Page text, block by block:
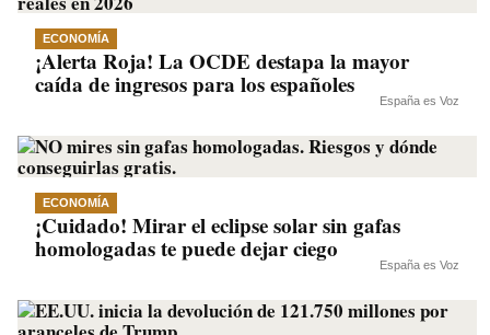
ECONOMÍA
¡Alerta Roja! La OCDE destapa la mayor
caída de ingresos para los españoles
España es Voz
ECONOMÍA
¡Cuidado! Mirar el eclipse solar sin gafas
homologadas te puede dejar ciego
España es Voz